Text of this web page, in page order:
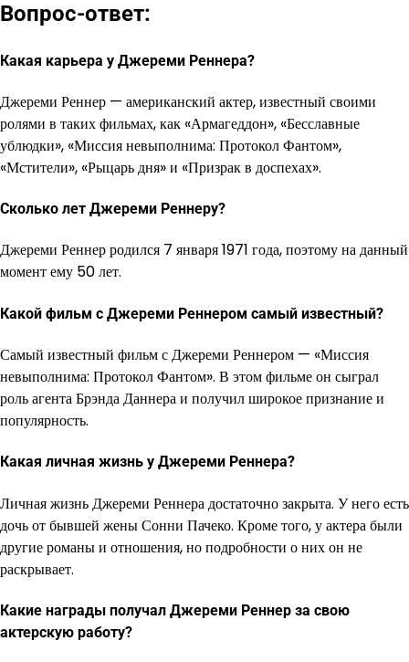
Вопрос-ответ:
Какая карьера у Джереми Реннера?
Джереми Реннер — американский актер, известный своими
ролями в таких фильмах, как «Армагеддон», «Бесславные
ублюдки», «Миссия невыполнима: Протокол Фантом»,
«Мстители», «Рыцарь дня» и «Призрак в доспехах».
Сколько лет Джереми Реннеру?
Джереми Реннер родился 7 января 1971 года, поэтому на данный
момент ему 50 лет.
Какой фильм с Джереми Реннером самый известный?
Самый известный фильм с Джереми Реннером — «Миссия
невыполнима: Протокол Фантом». В этом фильме он сыграл
роль агента Брэнда Даннера и получил широкое признание и
популярность.
Какая личная жизнь у Джереми Реннера?
Личная жизнь Джереми Реннера достаточно закрыта. У него есть
дочь от бывшей жены Сонни Пачеко. Кроме того, у актера были
другие романы и отношения, но подробности о них он не
раскрывает.
Какие награды получал Джереми Реннер за свою
актерскую работу?